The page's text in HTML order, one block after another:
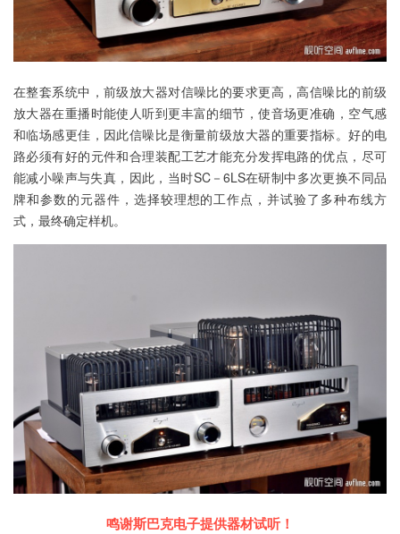
在整套系统中，前级放大器对信噪比的要求更高，高信噪比的前级
放大器在重播时能使人听到更丰富的细节，使音场更准确，空气感
和临场感更佳，因此信噪比是衡量前级放大器的重要指标。好的电
路必须有好的元件和合理装配工艺才能充分发挥电路的优点，尽可
能减小噪声与失真，因此，当时SC－6LS在研制中多次更换不同品
牌和参数的元器件，选择较理想的工作点，并试验了多种布线方
式，最终确定样机。
鸣谢斯巴克电子提供器材试听！